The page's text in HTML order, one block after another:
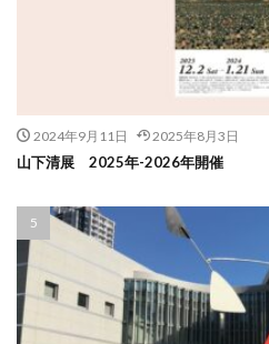
2024年9月11日 2025年8月3日
山下清展 2025年-2026年開催